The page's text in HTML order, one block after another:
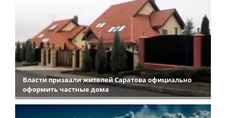
Власти призвали жителей Саратова официально
оформить частные дома